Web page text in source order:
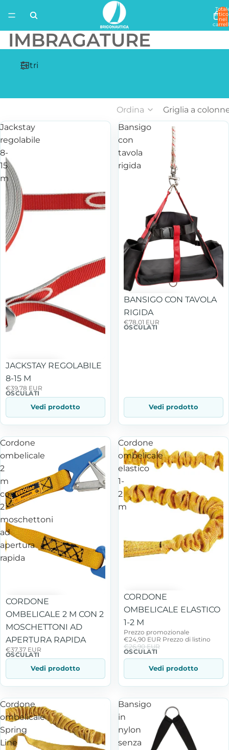
nel
IMBRAGATURE
Filtri
Ordina
Griglia a
Jackstay
regolabile
8-
15
m
JACKSTAY REGOLABILE
8-15 M
€39,78 EUR
OSCULATI
Vedi prodotto
Bansigo
con
tavola
rigida
BANSIGO CON TAVOLA
RIGIDA
€78,01 EUR
OSCULATI
Vedi prodotto
Cordone
ombelicale
2
m
con
2
moschettoni
ad
apertura
rapida
CORDONE
OMBELICALE 2 M CON 2
MOSCHETTONI AD
APERTURA RAPIDA
€37,37 EUR
OSCULATI
Vedi prodotto
Cordone
ombelicale
elastico
1-
2
m
In offerta
CORDONE
OMBELICALE ELASTICO
1-2 M
Prezzo promozionale
€24,90 EUR Prezzo di listino
€26,90 EUR
OSCULATI
Vedi prodotto
Cordone
ombelicale
Spring
Line
Bansigo
in
nylon
senza